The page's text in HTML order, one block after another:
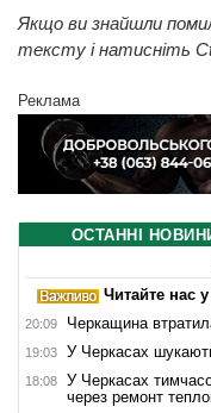
Якщо ви знайшли
тексту і натисніть
Реклама
ОСТАННІ
Читайте нас
20:09 Черкащина
19:03 У Черкасах
18:08
У Черкасах
через ремонт